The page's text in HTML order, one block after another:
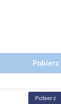
Pobierz
Pobierz